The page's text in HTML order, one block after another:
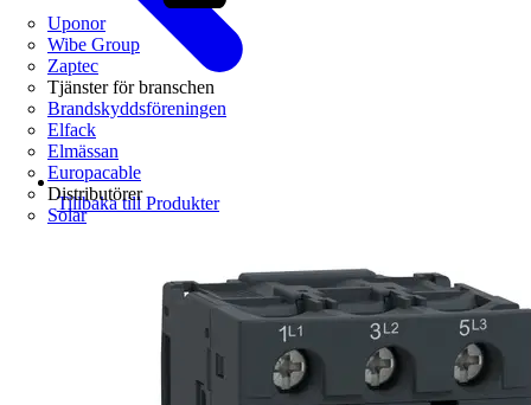
Uponor
Wibe Group
Zaptec
Tjänster för branschen
Brandskyddsföreningen
Elfack
Elmässan
Europacable
Distributörer
Solar
Tillbaka till Produkter